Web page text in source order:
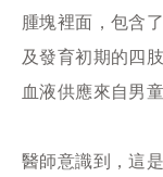
腫塊裡面，包含
及發育初期的四
血液供應來自男
醫師意識到，這